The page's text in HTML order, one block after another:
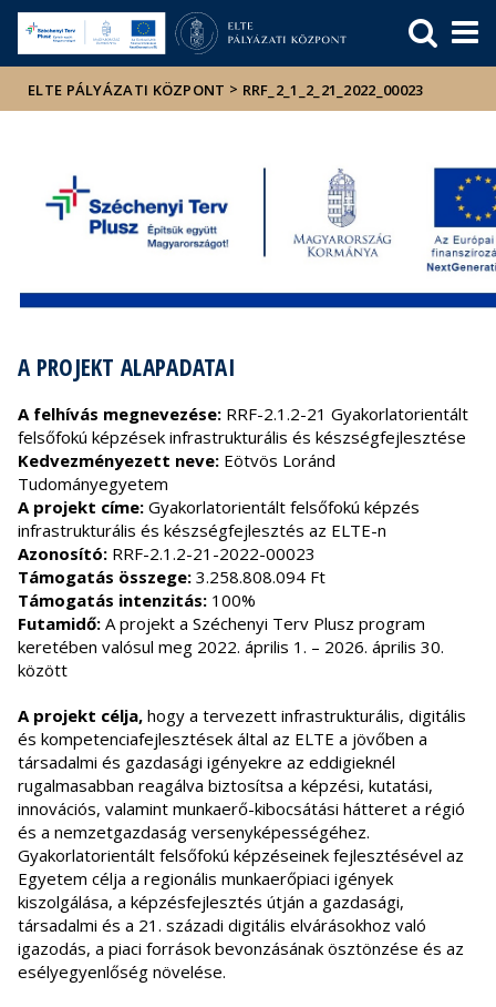
Hírek
Események
ELTE a
sajtóban
ELTE PÁLYÁZATI KÖZPONT > RRF_2_1_2_21_2022_00023
A PROJEKT ALAPADATAI
A felhívás megnevezése: RRF-2.1.2-21 Gyakorlatorientált
felsőfokú képzések infrastrukturális és készségfejlesztése
Kedvezményezett neve: Eötvös Loránd
Tudományegyetem
A projekt címe: Gyakorlatorientált felsőfokú képzés
infrastrukturális és készségfejlesztés az ELTE-n
Azonosító: RRF-2.1.2-21-2022-00023
Támogatás összege: 3.258.808.094 Ft
Támogatás intenzitás: 100%
Futamidő: A projekt a Széchenyi Terv Plusz program
keretében valósul meg 2022. április 1. – 2026. április 30.
között
A projekt célja, hogy a tervezett infrastrukturális, digitális
és kompetenciafejlesztések által az ELTE a jövőben a
társadalmi és gazdasági igényekre az eddigieknél
rugalmasabban reagálva biztosítsa a képzési, kutatási,
innovációs, valamint munkaerő-kibocsátási hátteret a régió
és a nemzetgazdaság versenyképességéhez.
Gyakorlatorientált felsőfokú képzéseinek fejlesztésével az
Egyetem célja a regionális munkaerőpiaci igények
kiszolgálása, a képzésfejlesztés útján a gazdasági,
társadalmi és a 21. századi digitális elvárásokhoz való
igazodás, a piaci források bevonzásának ösztönzése és az
esélyegyenlőség növelése.